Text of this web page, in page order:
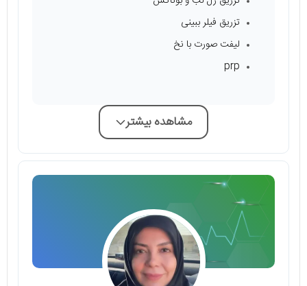
تزریق فیلر ببینی
لیفت صورت با نخ
prp
مشاهده بیشتر